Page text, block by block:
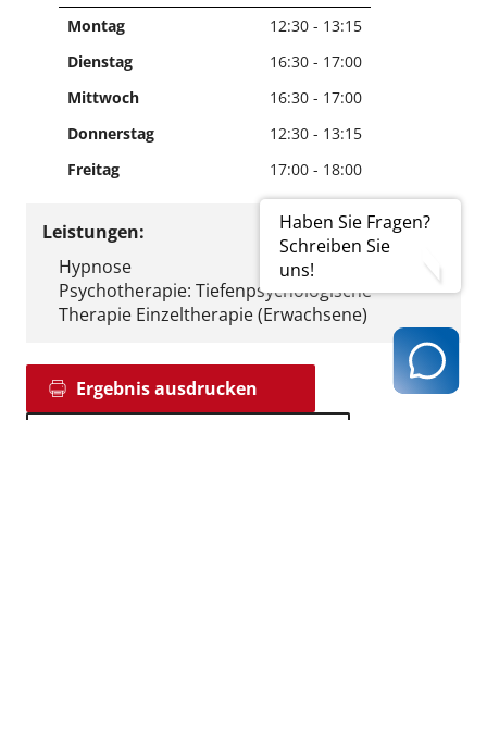
Haben Sie Fragen?
Schreiben Sie
uns!
Montag
12:30 - 13:15
Dienstag
16:30 - 17:00
Mittwoch
16:30 - 17:00
Donnerstag
12:30 - 13:15
Freitag
17:00 - 18:00
Leistungen:
Hypnose
Psychotherapie: Tiefenpsychologische
Therapie Einzeltherapie (Erwachsene)
Ergebnis ausdrucken